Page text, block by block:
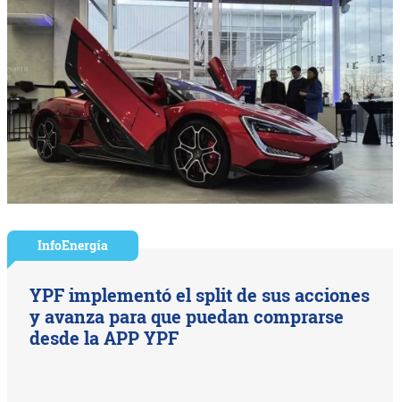
InfoEnergía
YPF implementó el split de sus acciones
y avanza para que puedan comprarse
desde la APP YPF